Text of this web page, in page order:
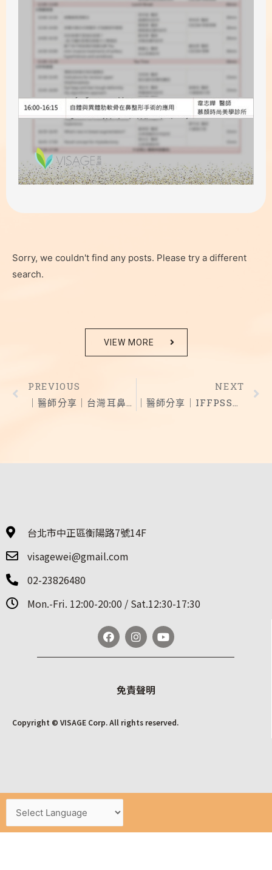
Sorry, we couldn't find any posts. Please try a different
search.
VIEW MORE
PREVIOUS
NEXT
Copyright © VISAGE Corp. All rights reserved.
免責聲明
台北市中正區衡陽路7號14F
visagewei@gmail.com
02-23826480
Mon.-Fri. 12:00-20:00 / Sat.12:30-17:30